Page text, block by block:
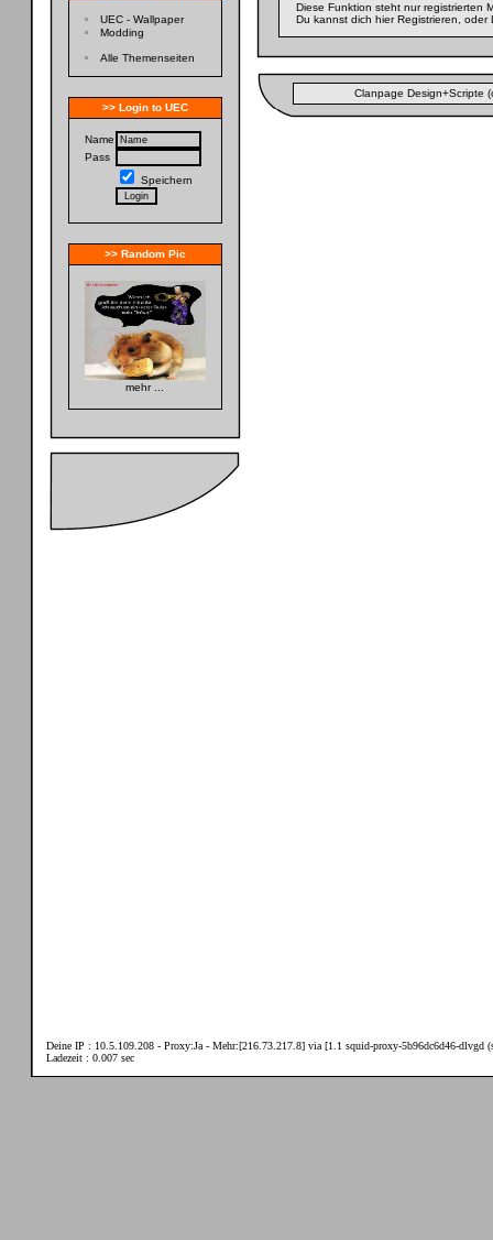
UEC - Wallpaper
Modding
Alle Themenseiten
>> Login to UEC
Name
Pass
Speichern
>> Random Pic
mehr ...
Diese Funktion steht nur registrierten
Du kannst dich hierRegistrieren, oder
Clanpage Design+Scripte
Deine IP : 10.5.109.208 - Proxy:Ja - Mehr:[216.73.217.8] via [1.1 squid-proxy-5b96dc6d46-dlvgd
Ladezeit : 0.007 sec